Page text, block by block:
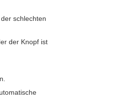
schlechten
der Knopf ist